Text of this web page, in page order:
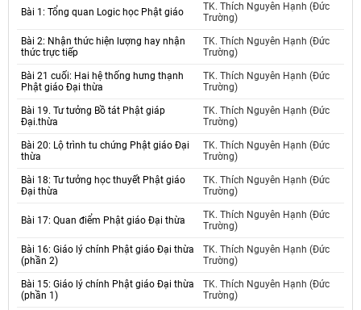
Bài 1: Tổng quan Logic học Phật giáo
TK. Thích Nguyên Hạnh (Đức
Trường)
Bài 2: Nhận thức hiện lượng hay nhận
thức trực tiếp
TK. Thích Nguyên Hạnh (Đức
Trường)
Bài 21 cuối: Hai hệ thống hưng thạnh
Phật giáo Đại thừa
TK. Thích Nguyên Hạnh (Đức
Trường)
Bài 19. Tư tưởng Bồ tát Phật giáp
Đại.thừa
TK. Thích Nguyên Hạnh (Đức
Trường)
Bài 20: Lộ trình tu chứng Phật giáo Đại
thừa
TK. Thích Nguyên Hạnh (Đức
Trường)
Bài 18: Tư tưởng học thuyết Phật giáo
Đại thừa
TK. Thích Nguyên Hạnh (Đức
Trường)
Bài 17: Quan điểm Phật giáo Đại thừa
TK. Thích Nguyên Hạnh (Đức
Trường)
Bài 16: Giáo lý chính Phật giáo Đại thừa
(phần 2)
TK. Thích Nguyên Hạnh (Đức
Trường)
Bài 15: Giáo lý chính Phật giáo Đại thừa
(phần 1)
TK. Thích Nguyên Hạnh (Đức
Trường)